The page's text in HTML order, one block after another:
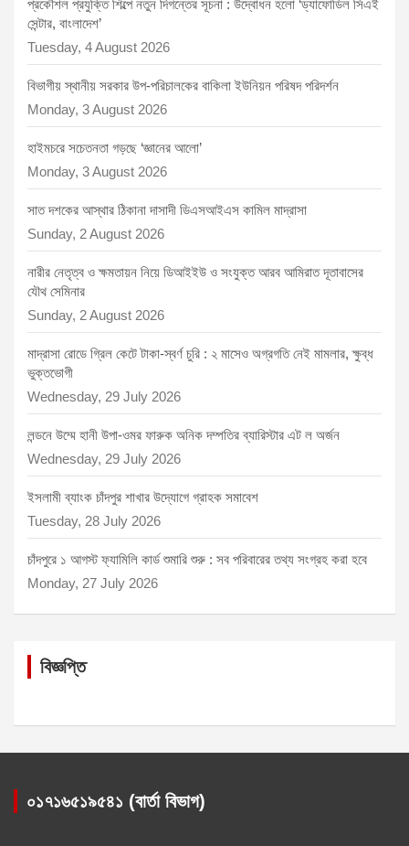
প্রকৌশল প্রযুক্তি শিল্পে নতুন দিগন্তের সূচনা : উদ্বোধন হলো ‘ড্যাফোডিল সিএই
সেন্টার, বাংলাদেশ’
Tuesday, 4 August 2026
বিভাগীয় স্থানীয় সরকার উপ-পরিচালকের বাকিলা ইউনিয়ন পরিষদ পরিদর্শন
Monday, 3 August 2026
হাইমচরে সচেতনতা গড়ছে ‘জ্ঞানের আলো’
Monday, 3 August 2026
সাত দশকের আস্থার ঠিকানা দাসাদী ডিএসআইএস কামিল মাদ্রাসা
Sunday, 2 August 2026
নারীর নেতৃত্ব ও ক্ষমতায়ন নিয়ে ডিআইইউ ও সংযুক্ত আরব আমিরাত দূতাবাসের
যৌথ সেমিনার
Sunday, 2 August 2026
মাদ্রাসা রোডে গ্রিল কেটে টাকা-স্বর্ণ চুরি : ২ মাসেও অগ্রগতি নেই মামলার, ক্ষুব্ধ
ভুক্তভোগী
Wednesday, 29 July 2026
লন্ডনে উম্মে হানী উপা-ওমর ফারুক অনিক দম্পতির ব্যারিস্টার এট ল অর্জন
Wednesday, 29 July 2026
ইসলামী ব্যাংক চাঁদপুর শাখার উদ্যোগে গ্রাহক সমাবেশ
Tuesday, 28 July 2026
চাঁদপুরে ১ আগস্ট ফ্যামিলি কার্ড শুমারি শুরু : সব পরিবারের তথ্য সংগ্রহ করা হবে
Monday, 27 July 2026
বিজ্ঞপ্তি
০১৭১৬৫১৯৫৪১ (বার্তা বিভাগ)